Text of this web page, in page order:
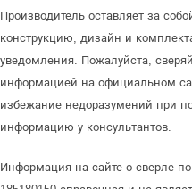
Производитель оставляет за
конструкцию, дизайн и
уведомления. Пожалуйста,
информацией на официальном
избежание недоразумений при
информацию у консультантов.
Информация на сайте о сверле